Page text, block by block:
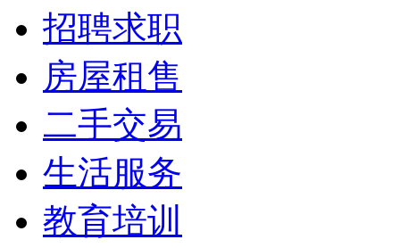
招聘求职
房屋租售
二手交易
生活服务
教育培训